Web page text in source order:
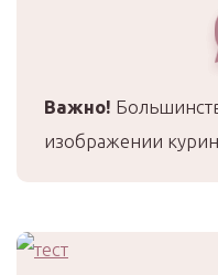
Важно!
изображении